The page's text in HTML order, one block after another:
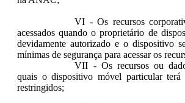
VI - Os recursos
acessados quando o proprietário de
devidamente autorizado e o dispositivo
mínimas de segurança para acessar os
VII - Os recursos ou
quais o dispositivo móvel particular terá
restringidos;